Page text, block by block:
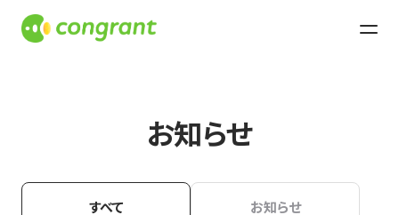
お知らせ
すべて お知らせ